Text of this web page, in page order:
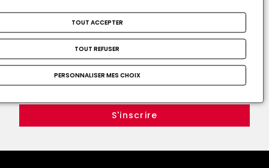
aux
Restons en contact
Inscrivez-vous !
Adresse e-mail
TOUT ACCEPTER
TOUT REFUSER
PERSONNALISER MES CHOIX